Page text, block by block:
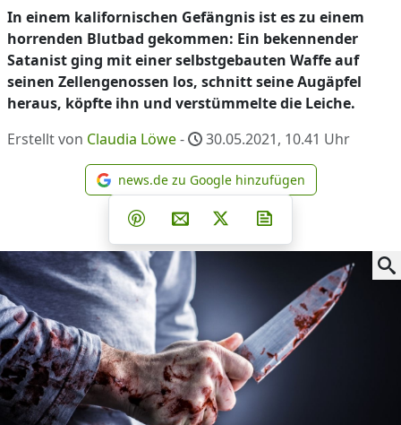
In einem kalifornischen Gefängnis ist es zu einem
horrenden Blutbad gekommen: Ein bekennender
Satanist ging mit einer selbstgebauten Waffe auf
seinen Zellengenossen los, schnitt seine Augäpfel
heraus, köpfte ihn und verstümmelte die Leiche.
Erstellt von Claudia Löwe- 30.05.2021, 10.41 Uhr
news.de zu Google
news.de zu Google hinzufügen
Teilen auf Facebook
Teilen auf Whatsapp
Teilen auf Telegram
Teilen auf Pinterest
Per E-Mail teilen
Post auf X